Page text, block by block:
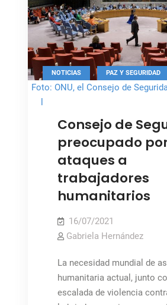
Foto: ONU, el Consejo de
la protección de civiles en
NOTICIAS , PAZ Y SEGURIDAD
Consejo de
preocupado
ataques a
trabajadores
humanitarios
16/07/2021
Gabriela Hernández
La necesidad mundial de
humanitaria actual, junto
escalada de violencia